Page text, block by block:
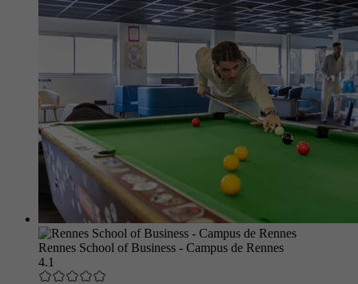
Rennes School of Business - Campus de Rennes
4.1